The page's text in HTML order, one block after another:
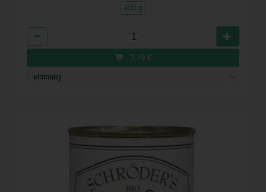
400 g
3,79 €